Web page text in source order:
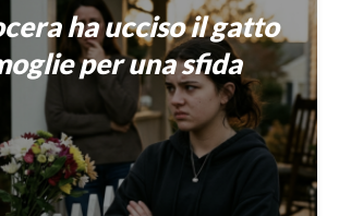
ha ucciso il gatto
per una sfida